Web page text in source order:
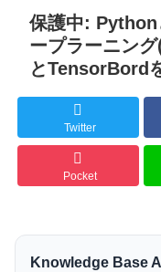
保護中: Python
ープラーニン
とTensorBord
Twitter
Pocket
Knowledge Base